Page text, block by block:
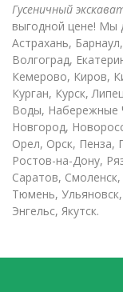
Гусеничный
выгодной цене! Мы
Астрахань,
Волгоград,
Кемерово, Киров,
Курган, Курск,
Воды, Набережные
Новгород,
Орел, Орск, Пенза,
Ростов-на-Дону,
Саратов,
Тюмень,
Энгельс, Якутск.